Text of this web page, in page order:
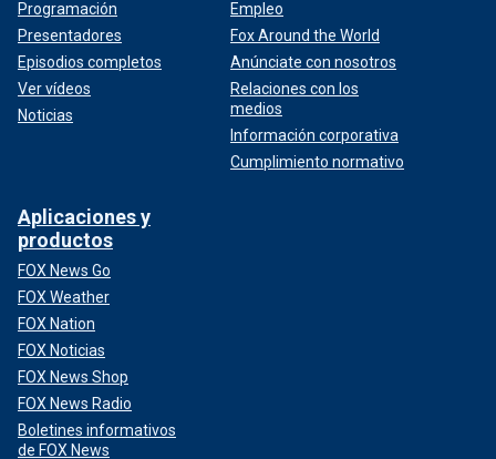
Programación
Presentadores
Episodios completos
Ver vídeos
Noticias
Empleo
Fox Around the World
Anúnciate con nosotros
Relaciones con los
medios
Información corporativa
Cumplimiento normativo
Aplicaciones y
productos
FOX News Go
FOX Weather
FOX Nation
FOX Noticias
FOX News Shop
FOX News Radio
Boletines informativos
de FOX News